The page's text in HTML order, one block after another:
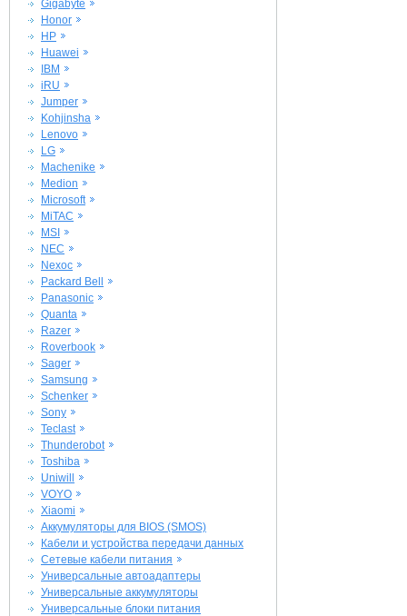
Gigabyte
Honor
HP
Huawei
IBM
iRU
Jumper
Kohjinsha
Lenovo
LG
Machenike
Medion
Microsoft
MiTAC
MSI
NEC
Nexoc
Packard Bell
Panasonic
Quanta
Razer
Roverbook
Sager
Samsung
Schenker
Sony
Teclast
Thunderobot
Toshiba
Uniwill
VOYO
Xiaomi
Аккумуляторы для BIOS (SMOS)
Кабели и устройства передачи данных
Сетевые кабели питания
Универсальные автоадаптеры
Универсальные аккумуляторы
Универсальные блоки питания